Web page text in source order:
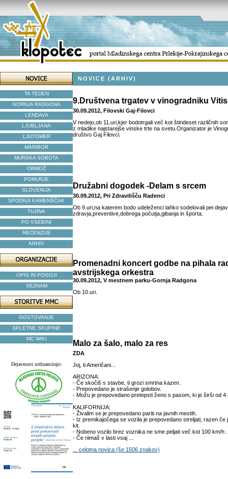
TA TEDEN
GORNJA RADGONA
LENDAVA
LJUBLJANA
LJUTOMER
MARIBOR
MURSKA SOBOTA
ORMOŽ
POMURJE
SLOVENIJA
SPODNJI KAMENŠČAK
TUJINA
PO VSEBINI
RECENZIJE
ARHIV
OPIS IN POGOJI
SEZNAM
GOSTOVANJE
SPLETNE SKUPINE
MC WIKI
Dejavnosti sofinancirajo:
NOVICE (ARHIV)
9.Društvena trgatev v vinogradniku
30.09.2012, Filovski Gaj-Filovci
V nedejo,ob 11.uri,kjer bodotrgali več kot štirideset različnih
z mladike najstarejše vinske trte na svetu.Organizator je
društvo Gaj Filovci.
Družabni dogodek -Delam s srcem
30.09.2012, Pri Zdravilišču Radenci
Ob 9.uri,na katerem bodo udeleženci lahko sodelovali pei
zdravja,preventive,dobrega počutja,gibanja in športa.
Promenadni koncert godbe na pihala
avstrijskega orkestra
30.09.2012, V mestnem parku-Gornja Radgona
Ob 10.uri.
Malo za šalo, malo za res
ZDA
Joj, ti Američani...
ARIZONA:
- Če skočiš s stavbe, ti grozi smrtna kazen.
- Prepovedano je strašenje golobov.
- Možu je prepovedano pretepsti ženo s pasom, ki je širši od 4
KALIFORNIJA:
- Živalim se je prepovedano pariti na javnih mestih.
- Iz premikajočega se vozila je prepovedano streljati, razen če
kit.
- Nobeno vozilo brez voznika ne sme peljati več kot 100 km/h .
- Če nimaš v lasti vsaj ...
... celotna novica (še 1506 znakov)